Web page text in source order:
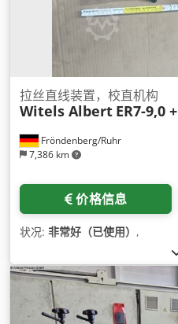
Fröndenberg/Ruhr
7,386 km
拉丝直线装置，校直机构
Witels Albert ER7-9,0
价格信息
状况: 非常好（已使用） ,